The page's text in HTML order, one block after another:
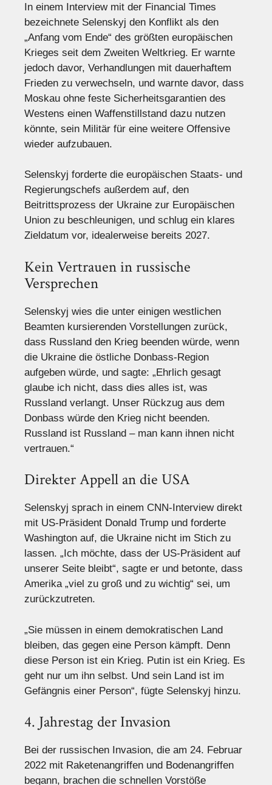
In einem Interview mit der Financial Times
bezeichnete Selenskyj den Konflikt als den
„Anfang vom Ende“ des größten europäischen
Krieges seit dem Zweiten Weltkrieg. Er warnte
jedoch davor, Verhandlungen mit dauerhaftem
Frieden zu verwechseln, und warnte davor, dass
Moskau ohne feste Sicherheitsgarantien des
Westens einen Waffenstillstand dazu nutzen
könnte, sein Militär für eine weitere Offensive
wieder aufzubauen.
Selenskyj forderte die europäischen Staats- und
Regierungschefs außerdem auf, den
Beitrittsprozess der Ukraine zur Europäischen
Union zu beschleunigen, und schlug ein klares
Zieldatum vor, idealerweise bereits 2027.
Kein Vertrauen in russische
Versprechen
Selenskyj wies die unter einigen westlichen
Beamten kursierenden Vorstellungen zurück,
dass Russland den Krieg beenden würde, wenn
die Ukraine die östliche Donbass-Region
aufgeben würde, und sagte: „Ehrlich gesagt
glaube ich nicht, dass dies alles ist, was
Russland verlangt. Unser Rückzug aus dem
Donbass würde den Krieg nicht beenden.
Russland ist Russland – man kann ihnen nicht
vertrauen.“
Direkter Appell an die USA
Selenskyj sprach in einem CNN-Interview direkt
mit US-Präsident Donald Trump und forderte
Washington auf, die Ukraine nicht im Stich zu
lassen. „Ich möchte, dass der US-Präsident auf
unserer Seite bleibt“, sagte er und betonte, dass
Amerika „viel zu groß und zu wichtig“ sei, um
zurückzutreten.
„Sie müssen in einem demokratischen Land
bleiben, das gegen eine Person kämpft. Denn
diese Person ist ein Krieg. Putin ist ein Krieg. Es
geht nur um ihn selbst. Und sein Land ist im
Gefängnis einer Person“, fügte Selenskyj hinzu.
4. Jahrestag der Invasion
Bei der russischen Invasion, die am 24. Februar
2022 mit Raketenangriffen und Bodenangriffen
begann, brachen die schnellen Vorstöße